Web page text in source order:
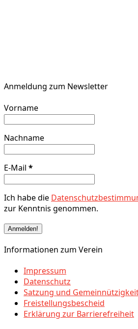
Anmeldung zum Newsletter
Vorname
Nachname
E-Mail *
Ich habe die
zur Kenntnis genommen.
Informationen zum Verein
Impressum
Datenschutz
Satzung und
Freistellungsbescheid
Erklärung zur Barrierefreiheit